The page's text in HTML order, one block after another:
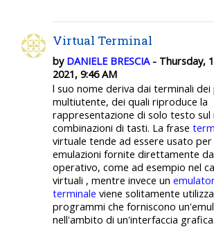
Virtual Terminal
by DANIELE BRESCIA- Thursday,
2021, 9:46 AM
l suo nome deriva dai terminali
multiutente, dei quali riproduce la
rappresentazione di solo testo sul
combinazioni di tasti. La frase
virtuale tende ad essere usato
emulazioni fornite direttamente
operativo, come ad esempio nel
virtuali , mentre invece un
terminale viene solitamente
programmi che forniscono
nell'ambito di un'interfaccia grafica.